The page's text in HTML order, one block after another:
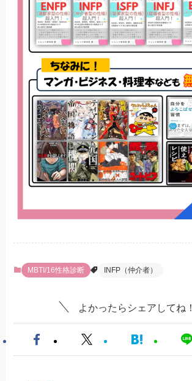
MBTI/16性格診断 INFP（仲介者）
よかったらシェアしてね！